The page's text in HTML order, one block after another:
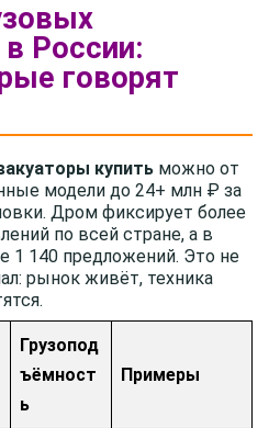
России:
говорят
купить можно от
модели до 24+ млн ₽ за
Дром фиксирует более
по всей стране, а в
140 предложений. Это не
рынок живёт, техника
Грузопод
ъёмност
ь
Примеры